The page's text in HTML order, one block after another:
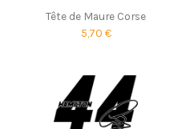
Tête de Maure Corse
5,70 €